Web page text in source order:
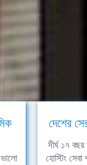
দেশের
দীর্ঘ ১৭
হোস্টিং